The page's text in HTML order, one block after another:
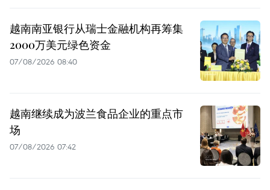
越南南亚银行从瑞士金融机构再筹集
2000万美元绿色资金
07/08/2026 08:40
越南继续成为波兰食品企业的重点市
场
07/08/2026 07:42